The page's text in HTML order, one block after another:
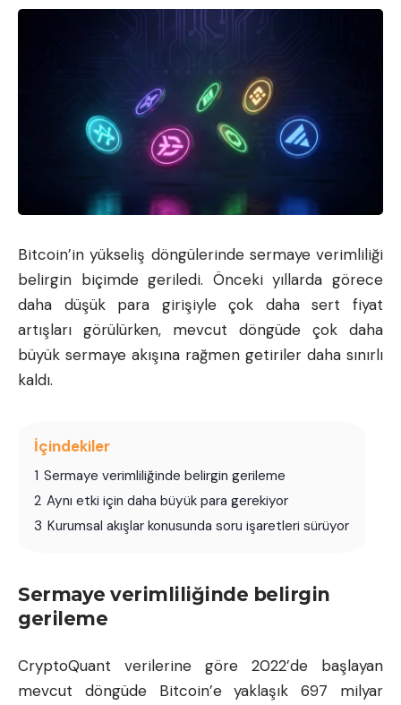
Bitcoin’in yükseliş döngülerinde sermaye verimliliği
belirgin biçimde geriledi. Önceki yıllarda görece
daha düşük para girişiyle çok daha sert fiyat
artışları görülürken, mevcut döngüde çok daha
büyük sermaye akışına rağmen getiriler daha sınırlı
kaldı.
İçindekiler
1 Sermaye verimliliğinde belirgin gerileme
2 Aynı etki için daha büyük para gerekiyor
3 Kurumsal akışlar konusunda soru işaretleri sürüyor
Sermaye verimliliğinde belirgin
gerileme
CryptoQuant verilerine göre 2022’de başlayan
mevcut döngüde Bitcoin’e yaklaşık 697 milyar